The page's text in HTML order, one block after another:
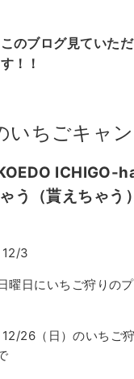
のブログ見ていた
！！
いちごキャ
ICHIGO-
う（貰えちゃう
12/3
曜日にいちご狩りの
26（日）のいちご